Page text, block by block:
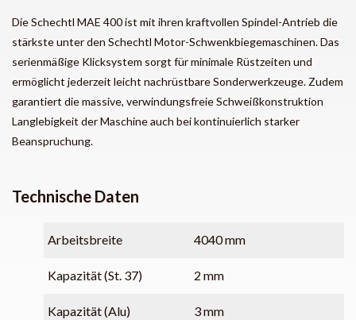
Die Schechtl MAE 400 ist mit ihren kraftvollen Spindel-Antrieb die
stärkste unter den Schechtl Motor-Schwenkbiegemaschinen. Das
serienmäßige Klicksystem sorgt für minimale Rüstzeiten und
ermöglicht jederzeit leicht nachrüstbare Sonderwerkzeuge. Zudem
garantiert die massive, verwindungsfreie Schweißkonstruktion
Langlebigkeit der Maschine auch bei kontinuierlich starker
Beanspruchung.
Technische Daten
Arbeitsbreite 4040 mm
Kapazität (St. 37) 2 mm
Kapazität (Alu) 3 mm